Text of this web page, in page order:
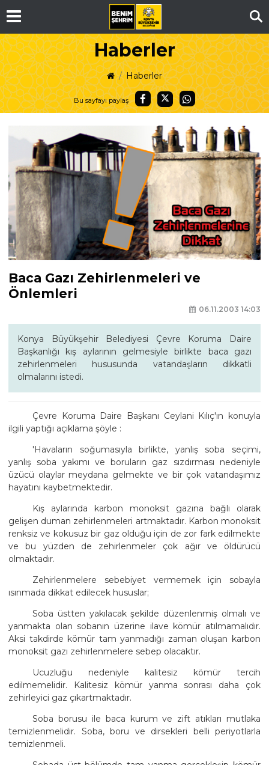
Haberler
Haberler
Bu sayfayı paylaş
Baca Gazı Zehirlenmeleri ve
Önlemleri
06.11.2003 14:03
Konya Büyükşehir Belediyesi Çevre Koruma Daire
Başkanlığı kış aylarının gelmesiyle birlikte baca gazı
zehirlenmeleri hususunda vatandaşların dikkatli
olmalarını istedi.
Çevre Koruma Daire Başkanı Ceylani Kılıç'ın konuyla
ilgili yaptığı açıklama şöyle :
'Havaların soğumasıyla birlikte, yanlış soba seçimi,
yanlış soba yakımı ve boruların gaz sızdırması nedeniyle
üzücü olaylar meydana gelmekte ve bir çok vatandaşımız
hayatını kaybetmektedir.
Kış aylarında karbon monoksit gazına bağlı olarak
gelişen duman zehirlenmeleri artmaktadır. Karbon monoksit
renksiz ve kokusuz bir gaz olduğu için de zor fark edilmekte
ve bu yüzden de zehirlenmeler çok ağır ve öldürücü
olmaktadır.
Zehirlenmelere sebebiyet vermemek için sobayla
ısınmada dikkat edilecek hususlar;
Soba üstten yakılacak şekilde düzenlenmiş olmalı ve
yanmakta olan sobanın üzerine ilave kömür atılmamalıdır.
Aksi takdirde kömür tam yanmadığı zaman oluşan karbon
monoksit gazı zehirlenmelere sebep olacaktır.
Ucuzluğu nedeniyle kalitesiz kömür tercih
edilmemelidir. Kalitesiz kömür yanma sonrası daha çok
zehirleyici gaz çıkartmaktadır.
Soba borusu ile baca kurum ve zift atıkları mutlaka
temizlenmelidir. Soba, boru ve dirsekleri belli periyotlarla
temizlenmeli.